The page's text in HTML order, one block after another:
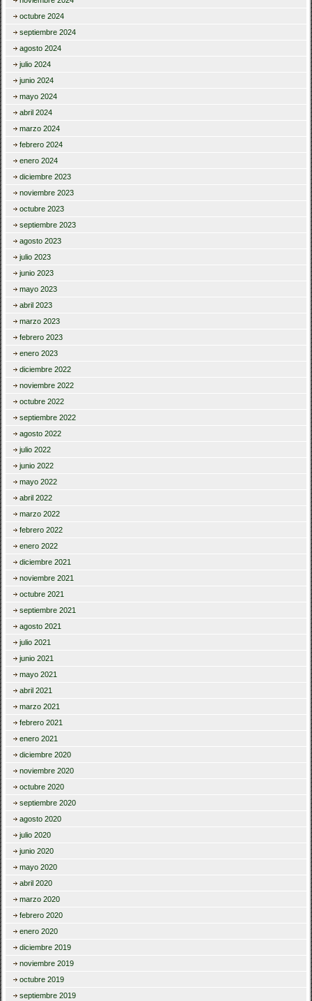
octubre 2024
septiembre 2024
agosto 2024
julio 2024
junio 2024
mayo 2024
abril 2024
marzo 2024
febrero 2024
enero 2024
diciembre 2023
noviembre 2023
octubre 2023
septiembre 2023
agosto 2023
julio 2023
junio 2023
mayo 2023
abril 2023
marzo 2023
febrero 2023
enero 2023
diciembre 2022
noviembre 2022
octubre 2022
septiembre 2022
agosto 2022
julio 2022
junio 2022
mayo 2022
abril 2022
marzo 2022
febrero 2022
enero 2022
diciembre 2021
noviembre 2021
octubre 2021
septiembre 2021
agosto 2021
julio 2021
junio 2021
mayo 2021
abril 2021
marzo 2021
febrero 2021
enero 2021
diciembre 2020
noviembre 2020
octubre 2020
septiembre 2020
agosto 2020
julio 2020
junio 2020
mayo 2020
abril 2020
marzo 2020
febrero 2020
enero 2020
diciembre 2019
noviembre 2019
octubre 2019
septiembre 2019